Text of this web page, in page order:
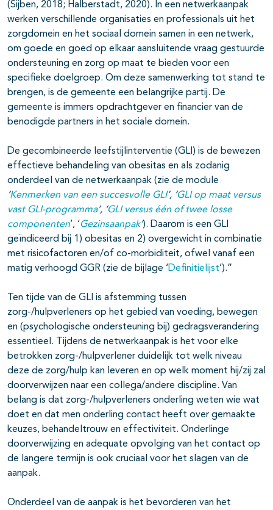
(Sijben, 2018; Halberstadt, 2020). In een netwerkaanpak
werken verschillende organisaties en professionals uit het
zorgdomein en het sociaal domein samen in een netwerk,
om goede en goed op elkaar aansluitende vraag gestuurde
ondersteuning en zorg op maat te bieden voor een
specifieke doelgroep. Om deze samenwerking tot stand te
brengen, is de gemeente een belangrijke partij. De
gemeente is immers opdrachtgever en financier van de
benodigde partners in het sociale domein.
De gecombineerde leefstijlinterventie (GLI) is de bewezen
effectieve behandeling van obesitas en als zodanig
onderdeel van de netwerkaanpak (zie de module
‘Kenmerken van een succesvolle GLI’, ‘GLI op maat versus
vast GLI-programma’, ‘GLI versus één of twee losse
componenten’, ‘Gezinsaanpak’). Daarom is een GLI
geïndiceerd bij 1) obesitas en 2) overgewicht in combinatie
met risicofactoren en/of co-morbiditeit, ofwel vanaf een
matig verhoogd GGR (zie de bijlage ‘Definitielijst’).”
Ten tijde van de GLI is afstemming tussen
zorg-/hulpverleners op het gebied van voeding, bewegen
en (psychologische ondersteuning bij) gedragsverandering
essentieel. Tijdens de netwerkaanpak is het voor elke
betrokken zorg-/hulpverlener duidelijk tot welk niveau
deze de zorg/hulp kan leveren en op welk moment hij/zij zal
doorverwijzen naar een collega/andere discipline. Van
belang is dat zorg-/hulpverleners onderling weten wie wat
doet en dat men onderling contact heeft over gemaakte
keuzes, behandeltrouw en effectiviteit. Onderlinge
doorverwijzing en adequate opvolging van het contact op
de langere termijn is ook cruciaal voor het slagen van de
aanpak.
Onderdeel van de aanpak is het bevorderen van het